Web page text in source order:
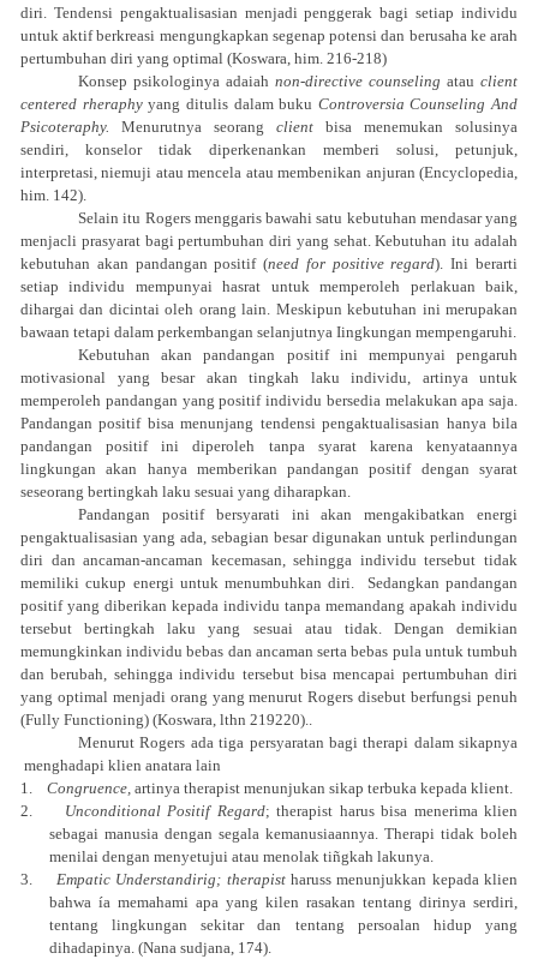
diri. Tendensi pengaktualisasian menjadi penggerak bagi setiap individu
untuk aktif berkreasi mengungkapkan segenap potensi dan berusaha ke arah
pertumbuhan diri yang optimal (Koswara, him. 216-218)
Konsep psikologinya adaiah non-directive counseling atau client
centered rheraphyyang ditulis dalam buku Controversia Counseling And
Psicoteraphy.
Menurutnya seorang client bisa menemukan solusinya
sendiri, konselor tidak diperkenankan memberi solusi, petunjuk,
interpretasi, niemuji atau mencela atau membenikan anjuran (Encyclopedia,
him. 142).
Selain itu Rogers menggaris bawahi satu kebutuhan mendasar yang
menjacli prasyarat bagi pertumbuhan diri yang sehat. Kebutuhan itu adalah
kebutuhan akan pandangan positif (need for positive regard). Ini berarti
setiap individu mempunyai hasrat untuk memperoleh perlakuan baik,
dihargai dan dicintai oleh orang lain. Meskipun kebutuhan ini merupakan
bawaan tetapi dalam perkembangan selanjutnya Iingkungan mempengaruhi.
Kebutuhan akan pandangan positif ini mempunyai pengaruh
motivasional yang besar akan tingkah laku individu, artinya untuk
memperoleh pandangan yang positif individu bersedia melakukan apa saja.
Pandangan positif bisa menunjang tendensi pengaktualisasian hanya bila
pandangan positif ini diperoleh tanpa syarat karena kenyataannya
lingkungan akan hanya memberikan pandangan positif dengan syarat
seseorang bertingkah laku sesuai yang diharapkan.
Pandangan positif bersyarati ini akan mengakibatkan energi
pengaktualisasian yang ada, sebagian besar digunakan untuk perlindungan
diri dan ancaman-ancaman kecemasan, sehingga individu tersebut tidak
memiliki cukup energi untuk menumbuhkan diri.
Sedangkan pandangan
positif yang diberikan kepada individu tanpa memandang apakah individu
tersebut bertingkah laku yang sesuai atau tidak. Dengan demikian
memungkinkan individu bebas dan ancaman serta bebas pula untuk tumbuh
dan berubah, sehingga individu tersebut bisa mencapai pertumbuhan diri
yang optimal menjadi orang yang menurut Rogers disebut berfungsi penuh
(Fully Functioning) (Koswara, lthn 219220)..
Menurut Rogers ada tiga persyaratan bagi therapi dalam sikapnya
menghadapi klien anatara lain
1.
Congruence, artinya therapist menunjukan sikap terbuka kepada klient.
2.
Unconditional Positif Regard; therapist harus bisa menerima klien
sebagai manusia dengan segala kemanusiaannya. Therapi tidak boleh
menilai dengan menyetujui atau menolak tiñgkah lakunya.
3.
Empatic Understandirig; therapistharuss menunjukkan kepada klien
bahwa ía memahami apa yang kilen rasakan tentang dirinya serdiri,
tentang lingkungan sekitar dan tentang persoalan hidup yang
dihadapinya. (Nana sudjana, 174).